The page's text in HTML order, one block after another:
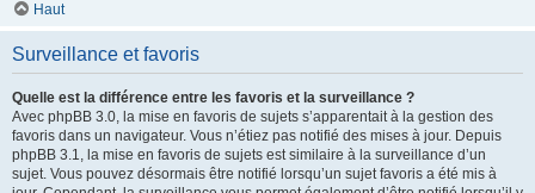
Haut
Surveillance et favoris
Quelle est la différence entre les favoris et la surveillance ?
Avec phpBB 3.0, la mise en favoris de sujets s’apparentait à la gestion des
favoris dans un navigateur. Vous n’étiez pas notifié des mises à jour. Depuis
phpBB 3.1, la mise en favoris de sujets est similaire à la surveillance d’un
sujet. Vous pouvez désormais être notifié lorsqu’un sujet favoris a été mis à